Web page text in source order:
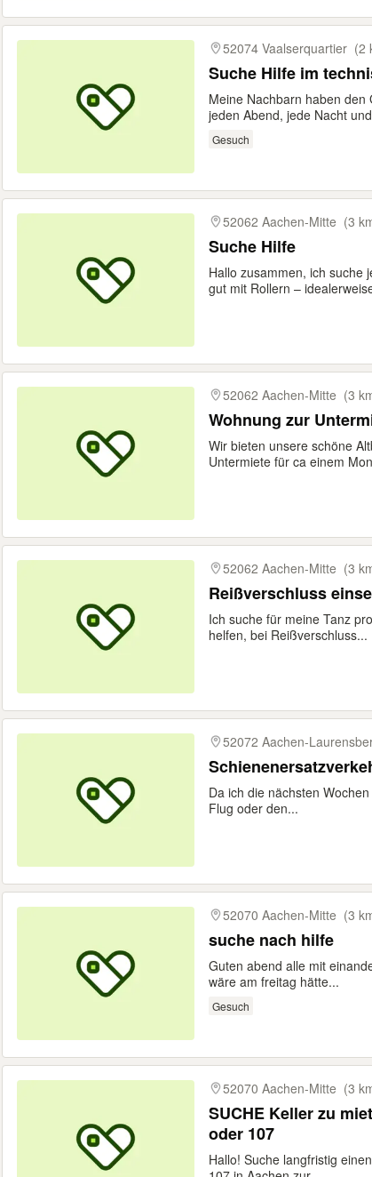
52074 Vaalserquartier (2
Suche Hilfe im
Meine Nachbarn haben
jeden Abend, jede Nacht
Gesuch
52062 Aachen-Mitte (3
Suche Hilfe
Hallo zusammen, ich suche
gut mit Rollern –
52062 Aachen-Mitte (3
Wohnung zur
Wir bieten unsere schöne
Untermiete für ca einem
52062 Aachen-Mitte (3
Reißverschluss
Ich suche für meine Tanz
helfen, bei Reißverschluss...
52072 Aachen-
Da ich die nächsten
Flug oder den...
52070 Aachen-Mitte (3
suche nach hilfe
Guten abend alle mit
wäre am freitag hätte...
Gesuch
52070 Aachen-Mitte (3
SUCHE Keller zu
oder 107
Hallo! Suche langfristig